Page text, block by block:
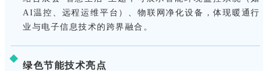
AI温控、远程运维平台）、物联网净化设备，体现暖通行
业与电子信息技术的跨界融合。
绿色节能技术亮点